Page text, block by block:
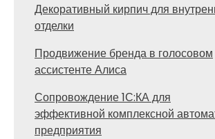
Декоративный кирпич для
отделки
Продвижение бренда в голосовом
ассистенте Алиса
Сопровождение 1С:КА для
эффективной комплексной
предприятия